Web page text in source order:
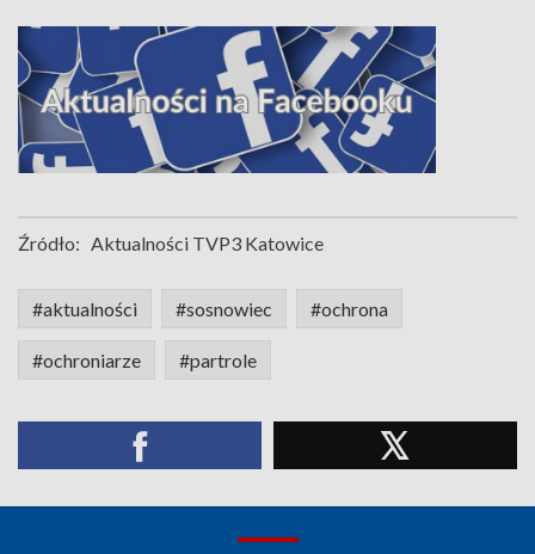
Źródło: Aktualności TVP3 Katowice
#aktualności #sosnowiec #ochrona
#ochroniarze #partrole